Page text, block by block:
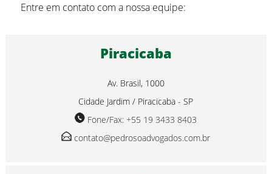
Entre em contato com a nossa equipe:
Piracicaba
Av. Brasil, 1000
Cidade Jardim / Piracicaba - SP
Fone/Fax: +55 19 3433 8403
contato@pedrosoadvogados.com.br